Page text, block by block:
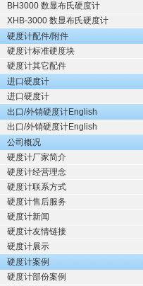
BH3000 数显布氏硬度计
XHB-3000 数显布氏硬度计
硬度计配件/附件
硬度计标准硬度块
硬度计其它配件
进口硬度计
进口硬度计
出口/外销硬度计English
出口/外销硬度计English
公司概况
硬度计厂家简介
硬度计经营理念
硬度计联系方式
硬度计售后服务
硬度计新闻
硬度计友情链接
硬度计展示
硬度计案例
硬度计部份案例